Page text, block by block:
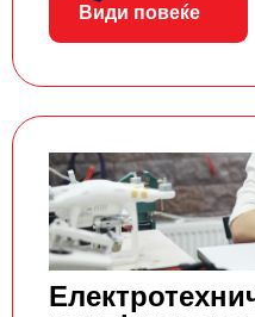
Види повеќе